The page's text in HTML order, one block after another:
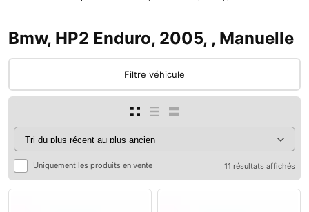
Bmw, HP2 Enduro, 2005, , Manuelle
Filtre véhicule
Uniquement les produits en vente 11 résultats affichés